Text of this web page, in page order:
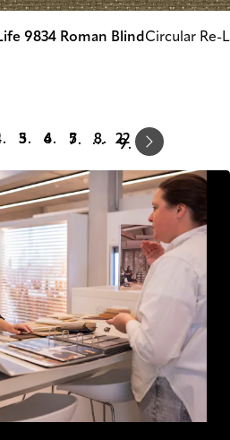
9834 Roman BlindCircular Re-
3 4 5 … 22 Next